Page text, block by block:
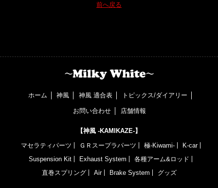
前へ戻る
ホーム 神風 神風 適合表 トピックス/ダイアリー
お問い合わせ 店舗情報
【神風 -KAMIKAZE-】
マセラティパーツ
ＧＲスープラパーツ 極-Kiwami-
K-car
Suspension Kit
Exhaust System
各種アーム&ロッド
直巻スプリング
Air Brake System グッズ